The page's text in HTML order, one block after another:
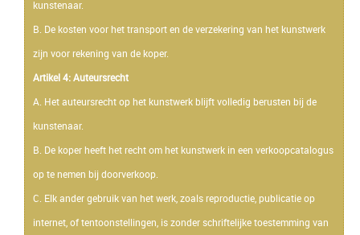
kunstenaar.
B. De kosten voor het transport en de verzekering van het kunstwerk
zijn voor rekening van de koper.
Artikel 4: Auteursrecht
A. Het auteursrecht op het kunstwerk blijft volledig berusten bij de
kunstenaar.
B. De koper heeft het recht om het kunstwerk in een verkoopcatalogus
op te nemen bij doorverkoop.
C. Elk ander gebruik van het werk, zoals reproductie, publicatie op
internet, of tentoonstellingen, is zonder schriftelijke toestemming van